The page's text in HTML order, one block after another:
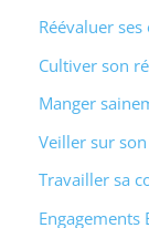
Réévaluer
Cultiver son
Manger
Veiller sur
Travailler sa
Engagements